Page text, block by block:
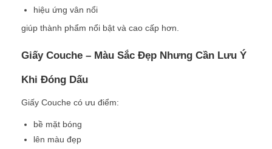
hiệu ứng vân nổi
giúp thành phẩm nổi bật và cao cấp hơn.
Giấy Couche – Màu Sắc Đẹp Nhưng Cần Lưu Ý
Khi Đóng Dấu
Giấy Couche có ưu điểm:
bề mặt bóng
lên màu đẹp